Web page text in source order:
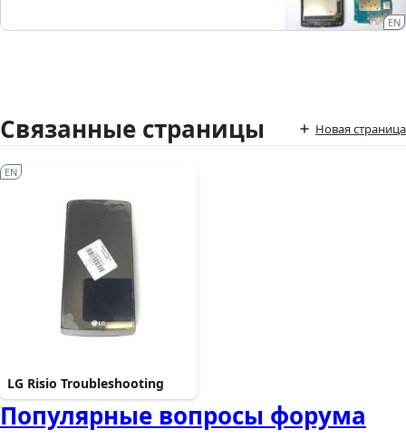
EN
Связанные страницы Новая страница
LG Risio Troubleshooting
EN
Популярные вопросы форума